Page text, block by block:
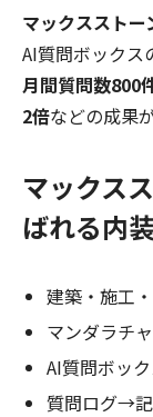
マックスストー
AI質問ボックス
月間質問数800
2倍などの成果
マックス
ばれる内
建築・施工
マンダラチ
AI質問ボッ
質問ログ→